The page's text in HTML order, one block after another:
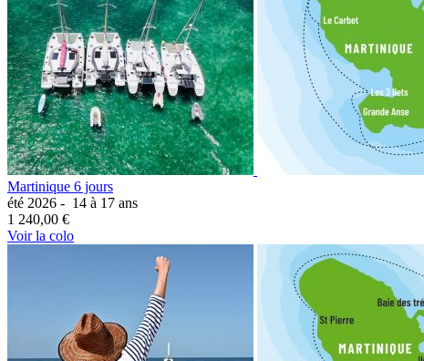
Martinique 6 jours
été 2026 - 14 à 17 ans
1 240,00 €
Voir la colo